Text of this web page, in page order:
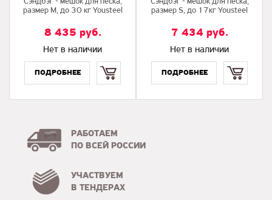
размер M, до 30 кг Yousteel
8 435 руб.
Нет в наличии
размер S, до 17кг Yousteel
7 434 руб.
Нет в наличии
РАБОТАЕМ
ПО ВСЕЙ РОССИИ
УЧАСТВУЕМ
В ТЕНДЕРАХ